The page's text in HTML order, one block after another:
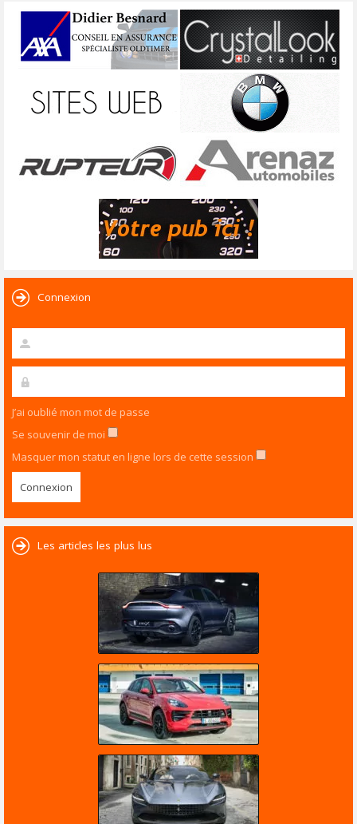
Connexion
J’ai oublié mon mot de passe
Se souvenir de moi
Masquer mon statut en ligne lors de cette session
Les articles les plus lus